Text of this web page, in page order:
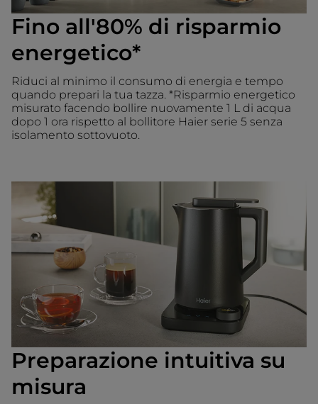
Fino all'80% di risparmio
energetico*
Riduci al minimo il consumo di energia e tempo
quando prepari la tua tazza. *Risparmio energetico
misurato facendo bollire nuovamente 1 L di acqua
dopo 1 ora rispetto al bollitore Haier serie 5 senza
isolamento sottovuoto.
Preparazione intuitiva su
misura